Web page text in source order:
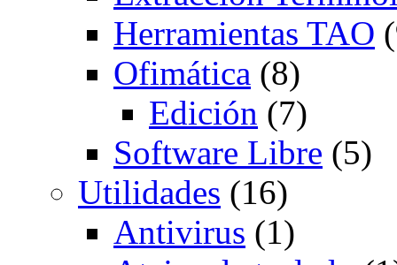
Herramientas TAO
Ofimática (8)
Edición (7)
Software Libre (5)
Utilidades (16)
Antivirus (1)